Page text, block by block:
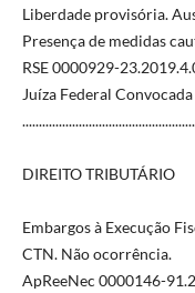
Liberdade provisória.
Presença de medidas
RSE 0000929-
Juíza Federal
DIREITO TRIBUTÁRIO
Embargos à Execução
CTN. Não ocorrência.
ApReeNec 0000146-